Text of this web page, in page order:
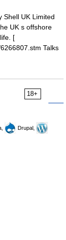
UK Limited
UK s offshore
[
Talks
18+
Drupal,